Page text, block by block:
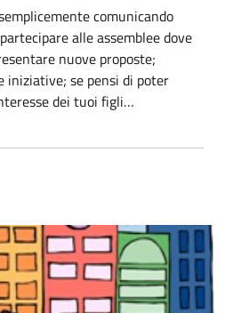
comunicando
alle assemblee dove
nuove proposte;
iniziative; se pensi di poter
dei tuoi figli…